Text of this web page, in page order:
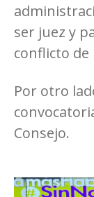
ser juez y
conflicto de
Por otro
Consejo.